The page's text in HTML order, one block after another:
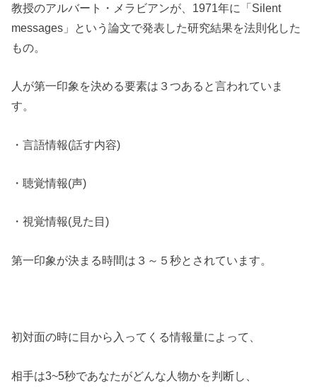
教授のアルバート・メラビアンが、1971年に「Silent
messages」という論文で発表した研究結果を法則化した
もの。
人が第一印象を決める要素は３つあると言われていま
す。
・言語情報(話す内容)
・聴覚情報(声)
・視覚情報(見た目)
第一印象が決まる時間は３～５秒とされています。
初対面の時に目から入ってくる情報量によって、
相手は3~5秒であなたがどんな人物かを判断し、